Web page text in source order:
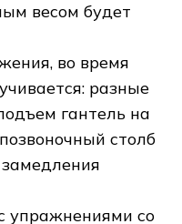
весом будет
во время
разные
гантель на
столб
упражнениями со